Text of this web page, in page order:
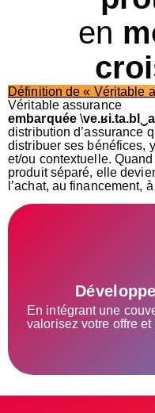
en
Définition de « Véritable
Véritable assurance
embarquée \
distribution d’assurance
distribuer ses bénéfices,
et/ou contextuelle.
produit séparé, elle
l’achat, au financement,
En intégrant une
valorisez votre offre